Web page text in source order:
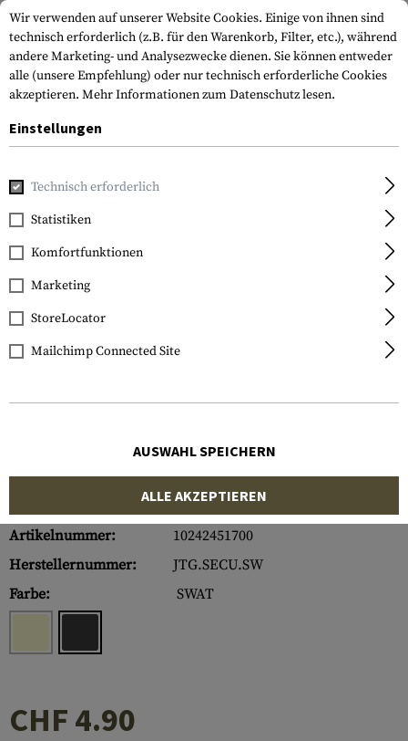
Home Tactical Gear Gummi
JTG
Security Patch Large
Artikelnummer:
10242451700
Herstellernummer:
JTG.SECU.SW
Farbe:
SWAT
CHF 4.90
Wir verwenden auf unserer Website Cookies. Einige von ihnen sind
technisch erforderlich (z.B. für den Warenkorb, Filter, etc.), während
andere Marketing- und Analysezwecke dienen. Sie können entweder
alle (unsere Empfehlung) oder nur technisch erforderliche Cookies
akzeptieren. Mehr Informationen zum Datenschutz lesen.
Einstellungen
Technisch erforderlich
Statistiken
Komfortfunktionen
Marketing
StoreLocator
Mailchimp Connected Site
AUSWAHL SPEICHERN
ALLE AKZEPTIEREN